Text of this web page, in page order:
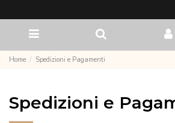
Home Spedizioni e Pagamenti
Spedizioni e